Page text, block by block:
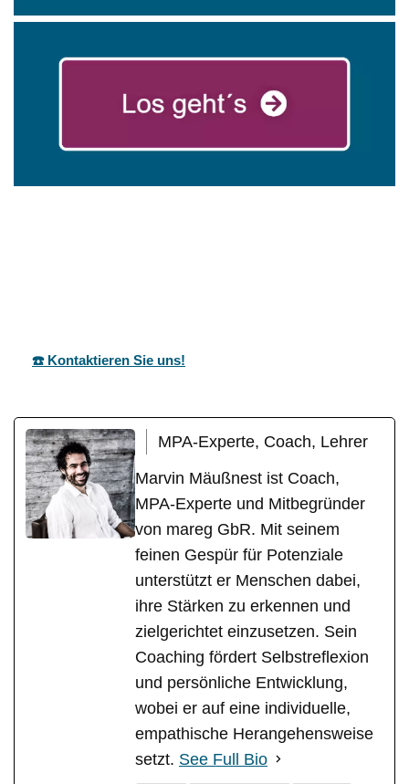
☎️ Kontaktieren Sie uns!
MPA-Experte, Coach, Lehrer
Marvin Mäußnest ist Coach,
MPA-Experte und Mitbegründer
von mareg GbR. Mit seinem
feinen Gespür für Potenziale
unterstützt er Menschen dabei,
ihre Stärken zu erkennen und
zielgerichtet einzusetzen. Sein
Coaching fördert Selbstreflexion
und persönliche Entwicklung,
wobei er auf eine individuelle,
empathische Herangehensweise
setzt. See Full Bio